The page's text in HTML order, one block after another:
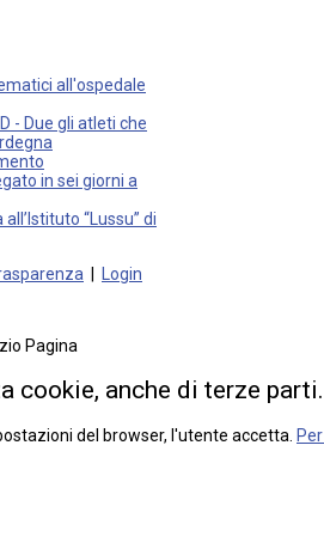
all'ospedale
- Due gli atleti che
in sei giorni a
“Lussu” di
Login
Pagina
cookie, anche di terze parti.
del browser, l'utente accetta.